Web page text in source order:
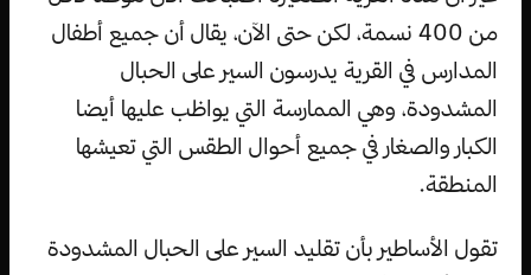
من 400 نسمة، لكن حتى الآن، يقال أن جميع أطفال
المدارس في القرية يدرسون السير على الحبال
المشدودة، وهي الممارسة التي يواظب عليها أيضا
الكبار والصغار في جميع أحوال الطقس التي تعيشها
المنطقة.
تقول الأساطير بأن تقليد السير على الحبال المشدودة